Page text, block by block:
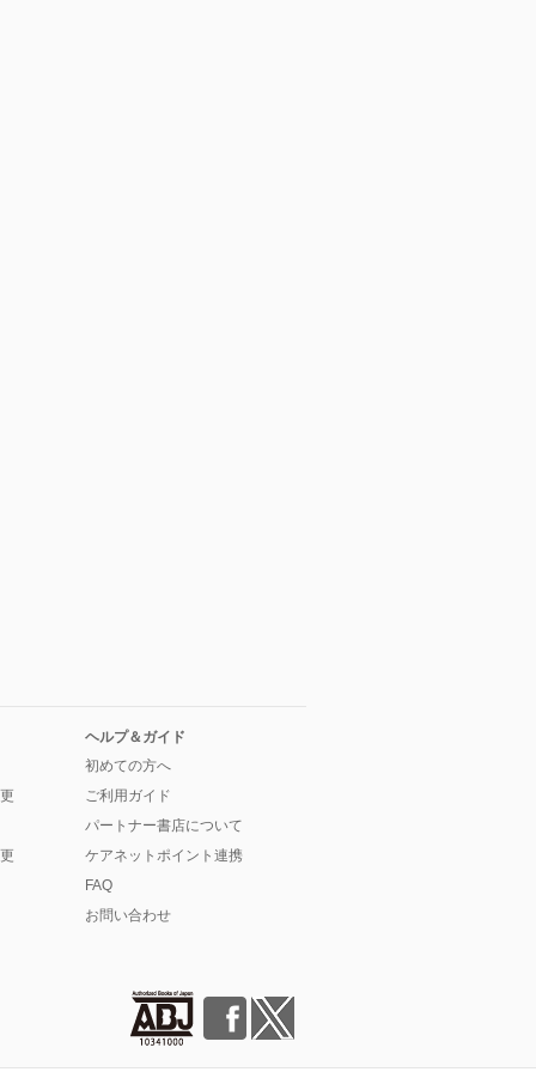
ヘルプ＆ガイド
初めての方へ
ご利用ガイド
パートナー書店について
ケアネットポイント連携
FAQ
お問い合わせ